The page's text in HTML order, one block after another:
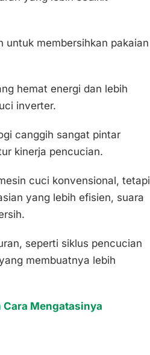
untuk membersihkan pakaian
hemat energi dan lebih
inverter.
canggih sangat pintar
kinerja pencucian.
cuci konvensional, tetapi
yang lebih efisien, suara
seperti siklus pencucian
membuatnya lebih
Cara Mengatasinya